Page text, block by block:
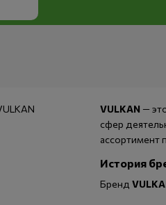
VULKAN —
сфер
ассортимент
История
Бренд